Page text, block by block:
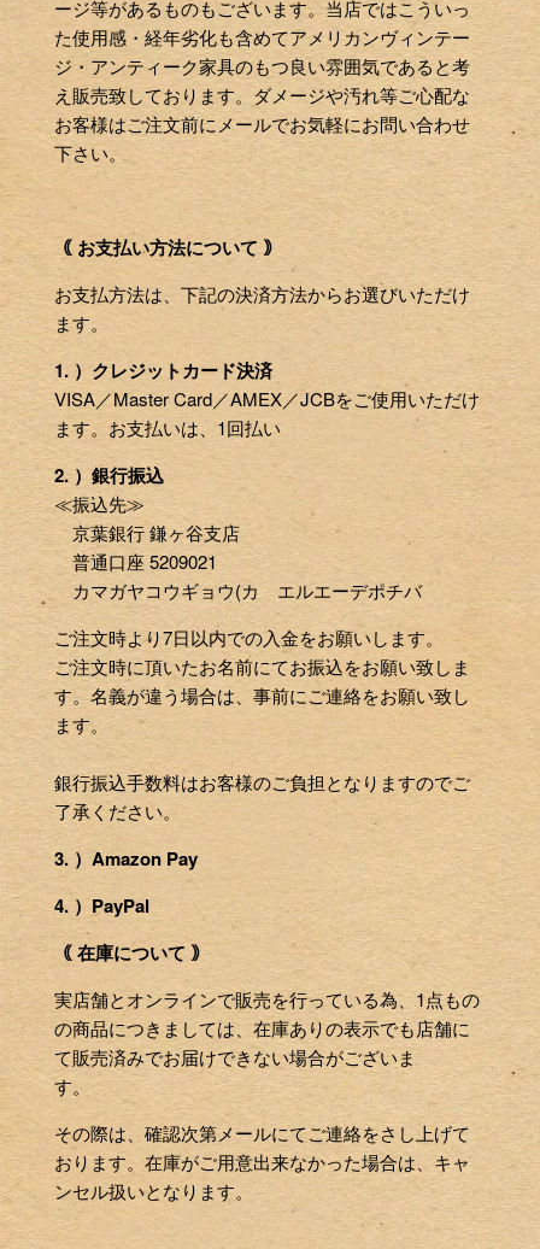
ージ等があるものもございます。当店ではこういっ
た使用感・経年劣化も含めてアメリカンヴィンテー
ジ・アンティーク家具のもつ良い雰囲気であると考
え販売致しております。ダメージや汚れ等ご心配な
お客様はご注文前にメールでお気軽にお問い合わせ
下さい。
｟ お支払い方法について ｠
お支払方法は、下記の決済方法からお選びいただけ
ます。
1. ）クレジットカード決済
VISA／Master Card／AMEX／JCBをご使用いただけ
ます。お支払いは、1回払い
2. ）銀行振込
≪振込先≫
京葉銀行 鎌ヶ谷支店
普通口座 5209021
カマガヤコウギョウ(カ エルエーデポチバ
ご注文時より7日以内での入金をお願いします。
ご注文時に頂いたお名前にてお振込をお願い致しま
す。名義が違う場合は、事前にご連絡をお願い致し
ます。
銀行振込手数料はお客様のご負担となりますのでご
了承ください。
3. ）Amazon Pay
4. ）PayPal
｟ 在庫について ｠
実店舗とオンラインで販売を行っている為、1点もの
の商品につきましては、在庫ありの表示でも店舗に
て販売済みでお届けできない場合がございま
す。
その際は、確認次第メールにてご連絡をさし上げて
おります。在庫がご用意出来なかった場合は、キャ
ンセル扱いとなります。